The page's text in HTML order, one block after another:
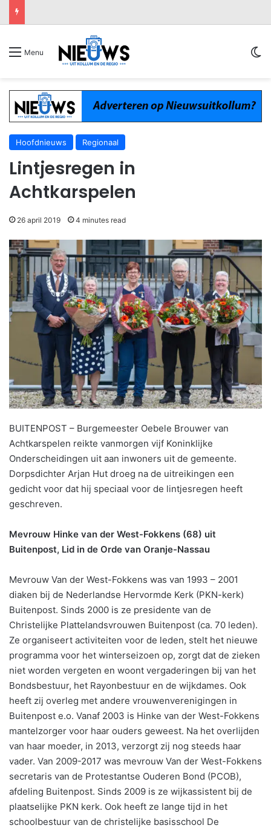
Menu
Hoofdnieuws Regionaal
Lintjesregen in
Achtkarspelen
26 april 2019 4 minutes read
BUITENPOST – Burgemeester Oebele Brouwer van
Achtkarspelen reikte vanmorgen vijf Koninklijke
Onderscheidingen uit aan inwoners uit de gemeente.
Dorpsdichter Arjan Hut droeg na de uitreikingen een
gedicht voor dat hij speciaal voor de lintjesregen heeft
geschreven.
Mevrouw Hinke van der West-Fokkens (68) uit
Buitenpost, Lid in de Orde van Oranje-Nassau
Mevrouw Van der West-Fokkens was van 1993 – 2001
diaken bij de Nederlandse Hervormde Kerk (PKN-kerk)
Buitenpost. Sinds 2000 is ze presidente van de
Christelijke Plattelandsvrouwen Buitenpost (ca. 70 leden).
Ze organiseert activiteiten voor de leden, stelt het nieuwe
programma voor het winterseizoen op, zorgt dat de zieken
niet worden vergeten en woont vergaderingen bij van het
Bondsbestuur, het Rayonbestuur en de wijkdames. Ook
heeft zij overleg met andere vrouwenverenigingen in
Buitenpost e.o. Vanaf 2003 is Hinke van der West-Fokkens
mantelzorger voor haar ouders geweest. Na het overlijden
van haar moeder, in 2013, verzorgt zij nog steeds haar
vader. Van 2009-2017 was mevrouw Van der West-Fokkens
secretaris van de Protestantse Ouderen Bond (PCOB),
afdeling Buitenpost. Sinds 2009 is ze wijkassistent bij de
plaatselijke PKN kerk. Ook heeft ze lange tijd in het
schoolbestuur van de christelijke basisschool De